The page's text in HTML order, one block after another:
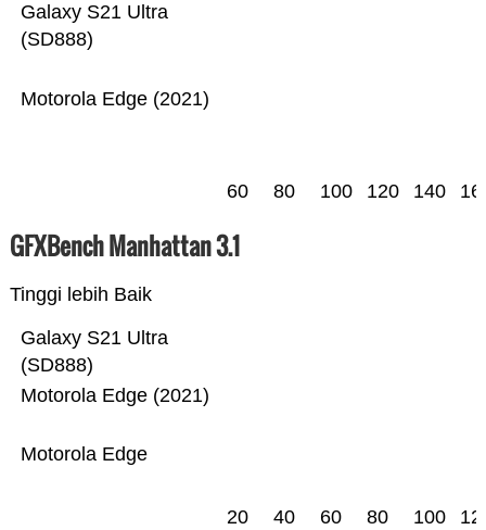
Motorola Edge (2021)
Galaxy S21 Ultra
(SD888)
60 80 100 120 140
GFXBench Manhattan 3.1
Tinggi lebih Baik
Motorola Edge
Motorola Edge (2021)
Galaxy S21 Ultra
(SD888)
20 40 60 80 100